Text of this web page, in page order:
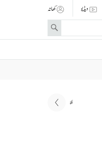
ویڈیو
کھاتہ
Search
اگلا